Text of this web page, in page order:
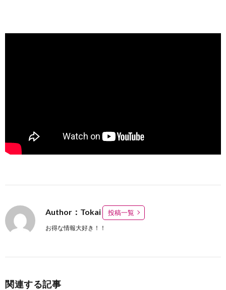
Author：Tokai 投稿一覧
お得な情報大好き！！
関連する記事